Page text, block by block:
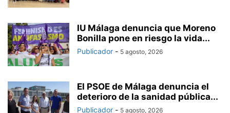
IU Málaga denuncia que Moreno
Bonilla pone en riesgo la vida...
Publicador - 5 agosto, 2026
El PSOE de Málaga denuncia el
deterioro de la sanidad pública...
Publicador - 5 agosto, 2026